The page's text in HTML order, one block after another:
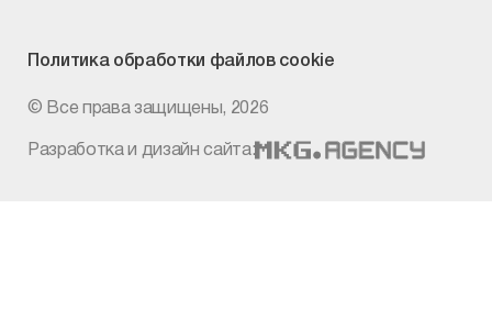
© Все права защищены, 2026
Политикаобработки файлов cookie
Разработка и дизайн сайта: